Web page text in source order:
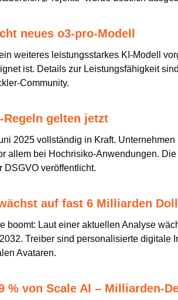
neues o3-pro-Modell
weiteres leistungsstarkes KI-Modell
ist. Details zur Leistungsfähigkeit
Community.
Regeln gelten jetzt
2025 vollständig in Kraft.
allem bei Hochrisiko-Anwendungen.
DSGVO veröffentlicht.
auf fast 6 Milliarden
boomt: Laut einer aktuellen Analyse
Treiber sind personalisierte digitale
Avataren.
% von Scale AI – Milliarden-